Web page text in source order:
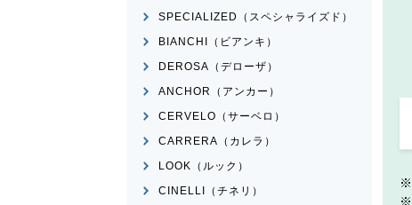
SPECIALIZED（スペシャライズド）
BIANCHI（ビアンキ）
DEROSA（デローザ）
ANCHOR（アンカー）
CERVELO（サーベロ）
CARRERA（カレラ）
LOOK（ルック）
CINELLI（チネリ）